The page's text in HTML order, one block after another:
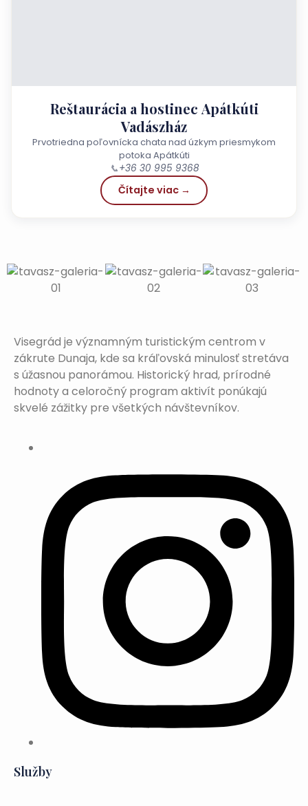
Reštaurácia a hostinec Apátkúti
Vadászház
Prvotriedna poľovnícka chata nad úzkym priesmykom
potoka Apátkúti
📞+36 30 995 9368
Čítajte viac →
Visegrád je významným turistickým centrom v
zákrute Dunaja, kde sa kráľovská minulosť stretáva
s úžasnou panorámou. Historický hrad, prírodné
hodnoty a celoročný program aktivít ponúkajú
skvelé zážitky pre všetkých návštevníkov.
Služby